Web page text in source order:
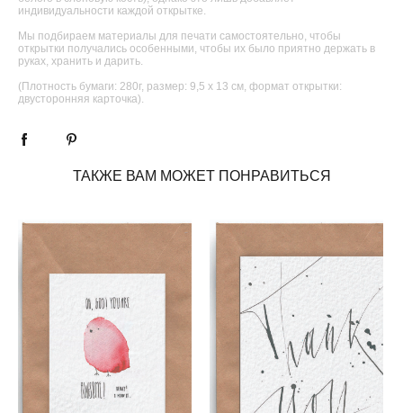
индивидуальности каждой открытке.
Мы подбираем материалы для печати самостоятельно, чтобы
открытки получались особенными, чтобы их было приятно держать в
руках, хранить и дарить.
(Плотность бумаги: 280г, размер: 9,5 х 13 см, формат открытки:
двусторонняя карточка).
ТАКЖЕ ВАМ МОЖЕТ ПОНРАВИТЬСЯ